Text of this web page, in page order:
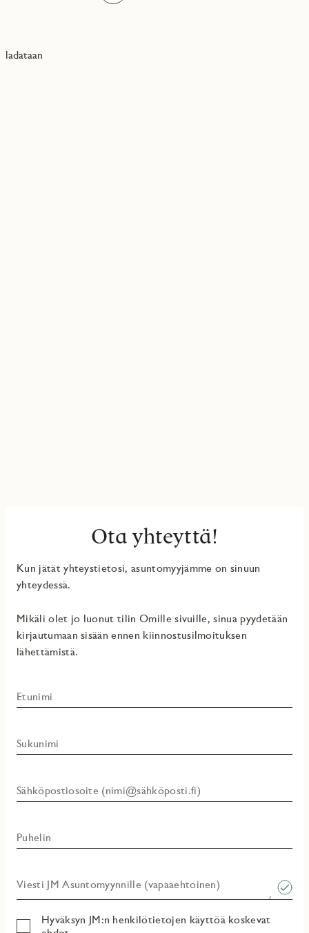
ladataan
Ota yhteyttä!
Kun jätät yhteystietosi, asuntomyyjämme on sinuun
yhteydessä.
Mikäli olet jo luonut tilin Omille sivuille, sinua pyydetään
kirjautumaan sisään ennen kiinnostusilmoituksen
lähettämistä.
Etunimi
Sukunimi
Sähköpostiosoite (nimi@sähköposti.fi)
Puhelin
Viesti JM Asuntomyynnille (vapaaehtoinen)​
Hyväksyn JM:n henkilötietojen käyttöä koskevat